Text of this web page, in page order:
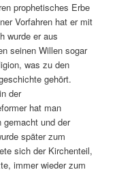
prophetisches Erbe
Vorfahren hat er mit
wurde er aus
seinen Willen sogar
was zu den
gehört.
der
hat man
und der
später zum
sich der Kirchenteil,
immer wieder zum